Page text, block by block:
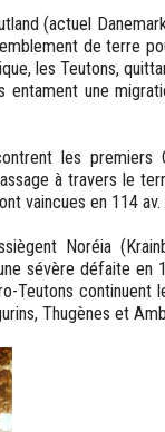
(actuel
de terre
les Teutons,
une
les premiers
à travers le
vaincues en 114 av.
Noréia
sévère défaite en
Teutons continuent
Thugènes et